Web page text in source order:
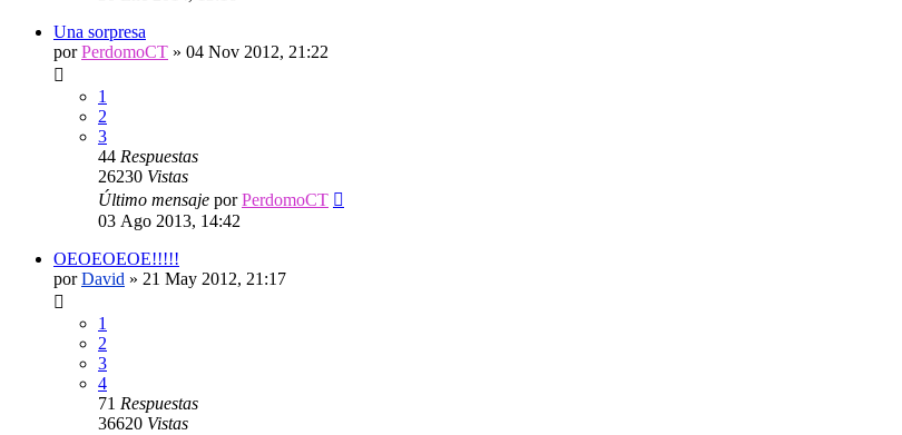
Una sorpresa
porPerdomoCT » 04 Nov 2012, 21:22
1
2
3
44 Respuestas
26230 Vistas
Último mensaje porPerdomoCT
03 Ago 2013, 14:42
OEOEOEOE!!!!!
porDavid » 21 May 2012, 21:17
1
2
3
4
71 Respuestas
36620 Vistas